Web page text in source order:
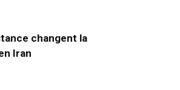
changent la
Iran